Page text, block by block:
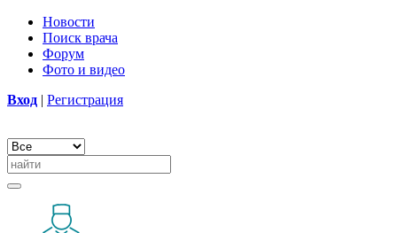
Новости
Поиск врача
Форум
Фото и видео
Вход | Регистрация